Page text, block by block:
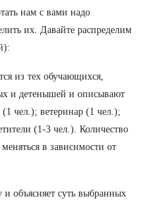
нам с вами надо
их. Давайте распределим
из тех обучающихся,
и детенышей и описывают
чел.); ветеринар (1 чел.);
(1-3 чел.). Количество
в зависимости от
и объясняет суть выбранных